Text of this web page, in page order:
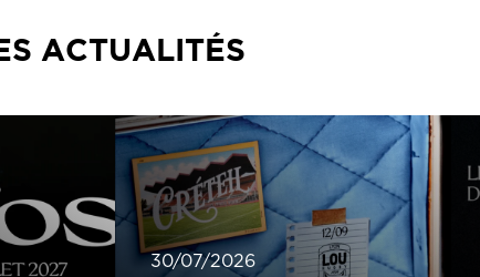
ACTUALITÉS
30/07/2026